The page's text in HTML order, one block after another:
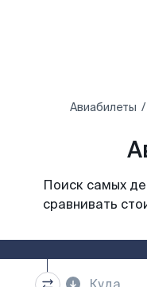
Авиабилеты
Поиск самых
сравнивать